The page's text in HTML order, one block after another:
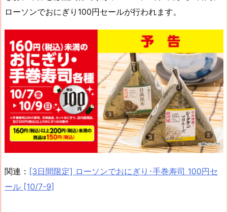
ローソンでおにぎり100円セールが行われます。
関連： [3日間限定] ローソンでおにぎり･手巻寿司 100円セ
ール [10/7-9]